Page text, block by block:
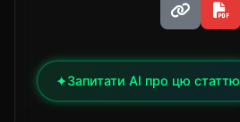
✦Запитати AI про цю статтю